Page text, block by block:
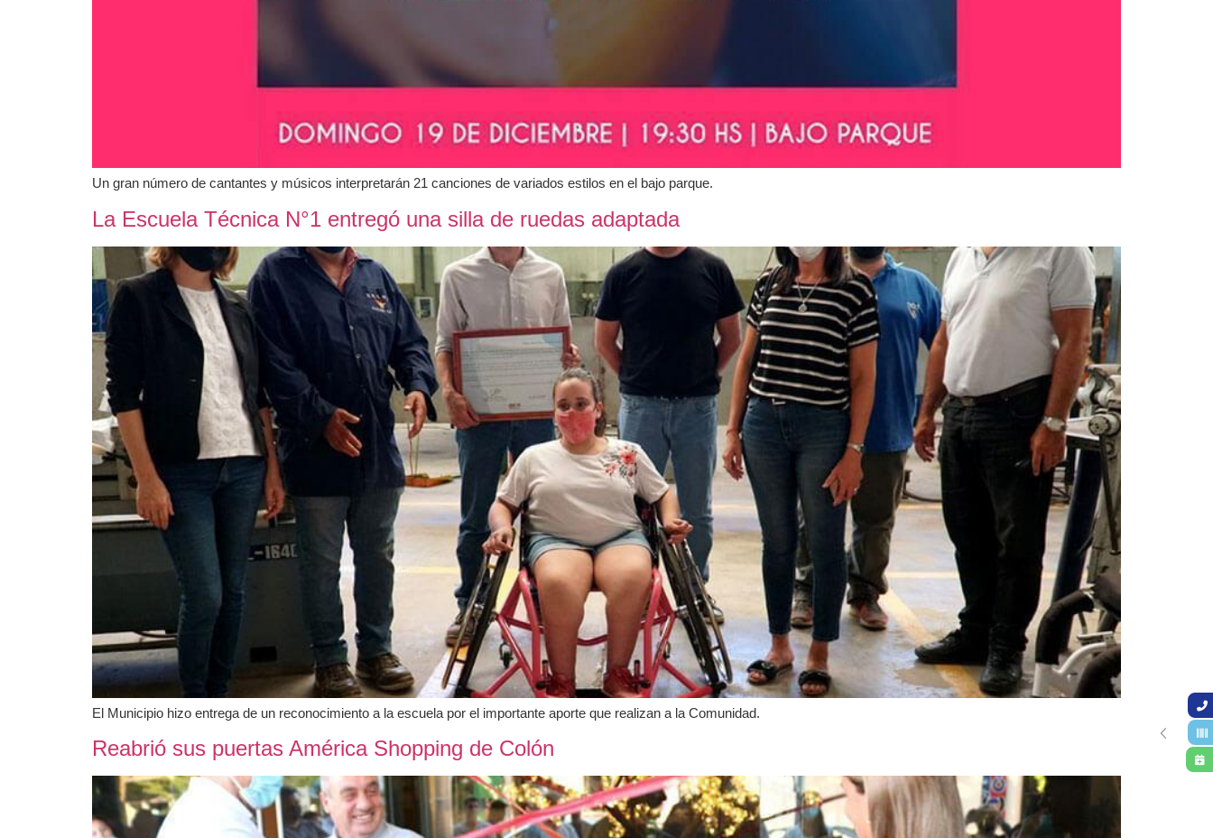
Un gran número de cantantes y músicos interpretarán 21 canciones de variados estilos en el bajo parque.
La Escuela Técnica N°1 entregó una silla de ruedas adaptada
El Municipio hizo entrega de un reconocimiento a la escuela por el importante aporte que realizan a la Comunidad.
Reabrió sus puertas América Shopping de Colón